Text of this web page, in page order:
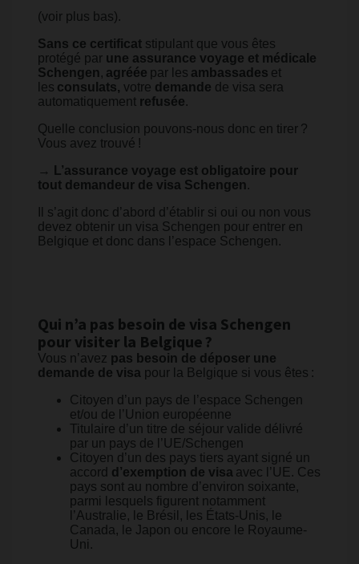
(voir plus bas).
Sans ce certificat stipulant que vous êtes
protégé par une assurance voyage et médicale
Schengen, agréée par les ambassades et
les consulats, votre demande de visa sera
automatiquement refusée.
Quelle conclusion pouvons-nous donc en tirer ?
Vous avez trouvé !
→
L’assurance voyage est obligatoire pour
tout demandeur de visa Schengen.
Il s’agit donc d’abord d’établir si oui ou non vous
devez obtenir un visa Schengen pour entrer en
Belgique et donc dans l’espace Schengen.
Qui n’a pas besoin de visa Schengen
pour visiter la Belgique ?
Vous n’avez pas besoin de déposer une
demande de visa pour la Belgique si vous êtes :
Citoyen d’un pays de l’espace Schengen
et/ou de l’Union européenne
Titulaire d’un titre de séjour valide délivré
par un pays de l’UE/Schengen
Citoyen d’un des pays tiers ayant signé un
accord d’exemption de visa avec l’UE. Ces
pays sont au nombre d’environ soixante,
parmi lesquels figurent notamment
l’Australie, le Brésil, les États-Unis, le
Canada, le Japon ou encore le Royaume-
Uni.